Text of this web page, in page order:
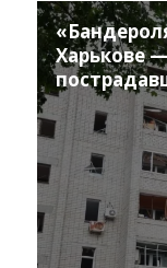
Харькове